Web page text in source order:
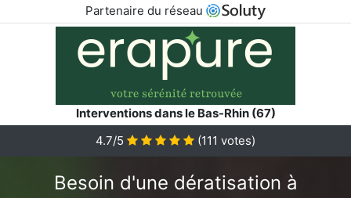
Partenaire du réseau
Interventions dans le Bas-Rhin (67)
4.7/5 (111 votes)
Besoin d'une dératisation à